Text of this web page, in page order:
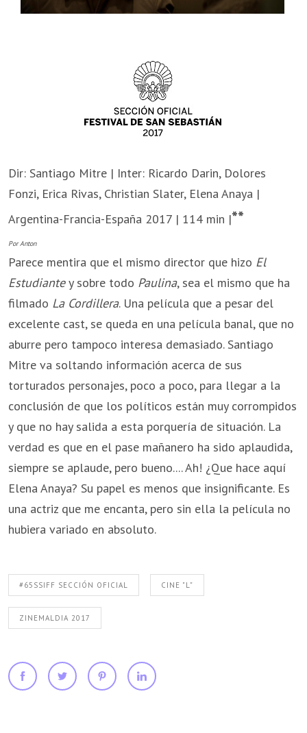
Dir: Santiago Mitre | Inter: Ricardo Darin, Dolores
Fonzi, Erica Rivas, Christian Slater, Elena Anaya |
Argentina-Francia-España 2017 | 114 min |**
Por Anton
Parece mentira que el mismo director que hizo El
Estudiantey sobre todo Paulina, sea el mismo que ha
filmado La Cordillera. Una película que a pesar del
excelente cast, se queda en una película banal, que no
aburre pero tampoco interesa demasiado. Santiago
Mitre va soltando información acerca de sus
torturados personajes, poco a poco, para llegar a la
conclusión de que los políticos están muy corrompidos
y que no hay salida a esta porquería de situación. La
verdad es que en el pase mañanero ha sido aplaudida,
siempre se aplaude, pero bueno.... Ah! ¿Que hace aquí
Elena Anaya? Su papel es menos que insignificante. Es
una actriz que me encanta, pero sin ella la película no
hubiera variado en absoluto.
#65SSIFF SECCIÓN OFICIAL CINE "L"
ZINEMALDIA 2017